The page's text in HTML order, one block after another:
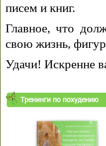
писем и книг.
Главное, что
свою жизнь,
Удачи! Искренне
Тренинги по похудению